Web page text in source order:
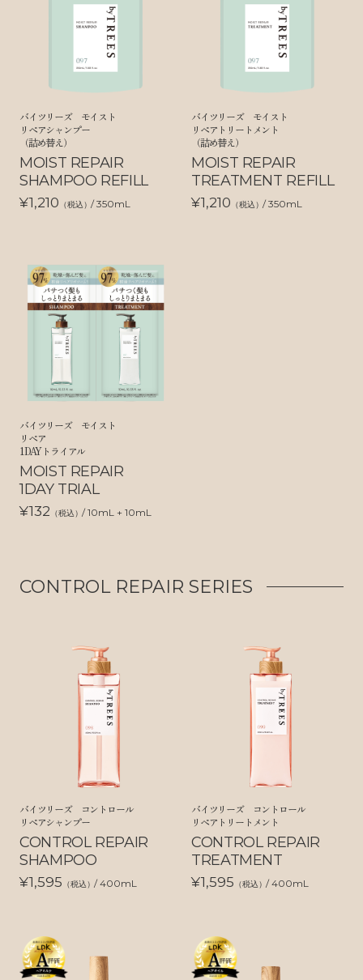
バイツリーズ モイスト
リペアシャンプー
（詰め替え）
MOIST REPAIR
SHAMPOO REFILL
¥1,210 （税込）/ 350mL
バイツリーズ モイスト
リペアトリートメント
（詰め替え）
MOIST REPAIR
TREATMENT REFILL
¥1,210 （税込）/ 350mL
バイツリーズ モイスト
リペア
1DAYトライアル
MOIST REPAIR
1DAY TRIAL
¥132 （税込）/ 10mL + 10mL
CONTROL REPAIR SERIES
バイツリーズ コントロール
リペアシャンプー
CONTROL REPAIR
SHAMPOO
¥1,595 （税込）/ 400mL
バイツリーズ コントロール
リペアトリートメント
CONTROL REPAIR
TREATMENT
¥1,595 （税込）/ 400mL